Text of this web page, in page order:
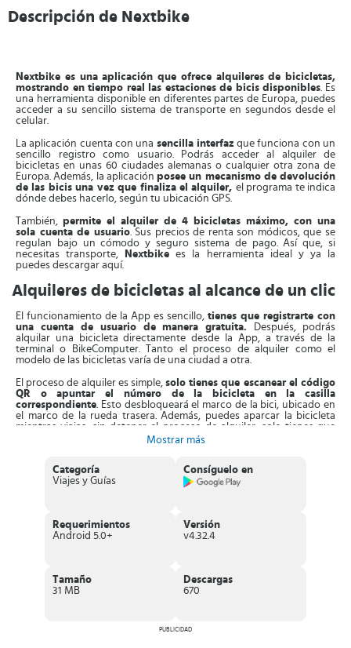
Descripción de Nextbike
Nextbike es una aplicación que ofrece alquileres de bicicletas,
mostrando en tiempo real las estaciones de bicis disponibles. Es
una herramienta disponible en diferentes partes de Europa, puedes
acceder a su sencillo sistema de transporte en segundos desde el
celular.
La aplicación cuenta con una sencilla interfazque funciona con un
sencillo registro como usuario. Podrás acceder al alquiler de
bicicletas en unas 60 ciudades alemanas o cualquier otra zona de
Europa. Además, la aplicación posee un mecanismo de devolución
de las bicis una vez que finaliza el alquiler, el programa te indica
dónde debes hacerlo, según tu ubicación GPS.
También, permite el alquiler de 4 bicicletas máximo, con una
sola cuenta de usuario. Sus precios de renta son módicos, que se
regulan bajo un cómodo y seguro sistema de pago. Así que, si
necesitas transporte,
Nextbike es la herramienta ideal y ya la
puedes descargar aquí.
Alquileres de bicicletas al alcance de un clic
El funcionamiento de la App es sencillo, tienes que registrarte con
una cuenta de usuario de manera gratuita.
Después, podrás
alquilar una bicicleta directamente desde la App, a través de la
terminal o BikeComputer. Tanto el proceso de alquiler como el
modelo de las bicicletas varía de una ciudad a otra.
El proceso de alquiler es simple,solo tienes que escanear el código
QR o apuntar el número de la bicicleta en la casilla
correspondiente. Esto desbloqueará el marco de la bici, ubicado en
el marco de la rueda trasera. Además, puedes aparcar la bicicleta
mientras viajas, sin detener el proceso de alquiler, solo tienes que
activar la modalidad de estacionamiento y cierra el candado.
, eso si no es recomendable inactivar este modo desde lejos.
Entonces, una vez termine el viaje
tienes que devolver la bicicleta
Características de Nextbike
Cuenta con una
sencilla interfaz
donde se pueden alquilar las bicis.
El proceso de alquiler es rápido,solo tienes que escanear un
Sistema sencillo de devolución de las bicicletas
Mostrar más
Categoría
Viajes y Guías
Consíguelo en
Requerimientos
Android 5.0+
Versión
v4.32.4
Tamaño
31 MB
Descargas
670
PUBLICIDAD